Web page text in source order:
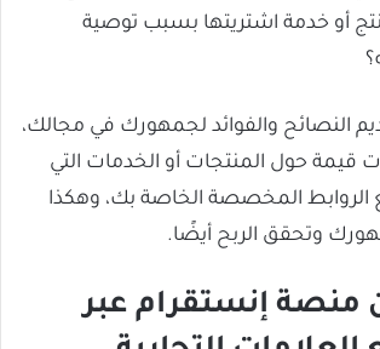
أو خدمة اشتريتها بسبب توصية
النصائح والفوائد لجمهورك في مجالك،
قيمة حول المنتجات أو الخدمات التي
المخصصة الخاصة بك، وهكذا
وتحقق الربح أيضًا.
منصة إنستقرام عبر